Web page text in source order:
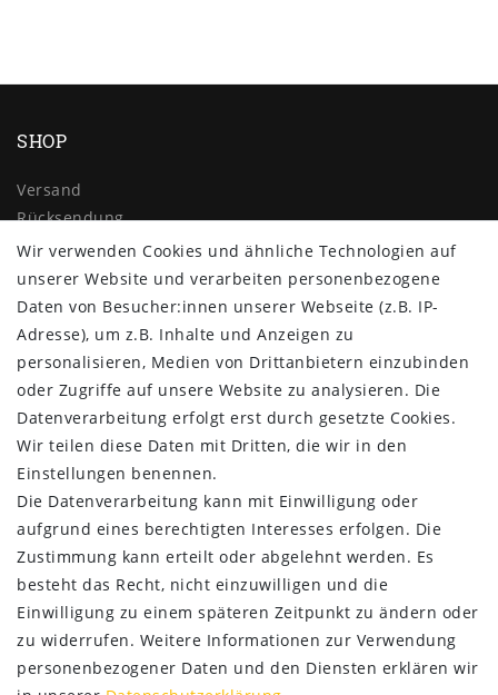
SHOP
Versand
Rücksendung
Widerrufs­recht
Impressum
Daten­schutz­erklärung
AGB
Kontakt
ZAHLUNG & VERSAND
Wir verwenden Cookies und ähnliche Technologien auf
unserer Website und verarbeiten personenbezogene
Daten von Besucher:innen unserer Webseite (z.B. IP-
Adresse), um z.B. Inhalte und Anzeigen zu
personalisieren, Medien von Drittanbietern einzubinden
oder Zugriffe auf unsere Website zu analysieren. Die
Datenverarbeitung erfolgt erst durch gesetzte Cookies.
Wir teilen diese Daten mit Dritten, die wir in den
Einstellungen benennen.
Die Datenverarbeitung kann mit Einwilligung oder
aufgrund eines berechtigten Interesses erfolgen. Die
Zustimmung kann erteilt oder abgelehnt werden. Es
besteht das Recht, nicht einzuwilligen und die
Einwilligung zu einem späteren Zeitpunkt zu ändern oder
zu widerrufen. Weitere Informationen zur Verwendung
personenbezogener Daten und den Diensten erklären wir